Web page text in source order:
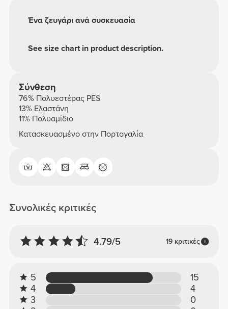
See size chart in product description.
Ένα ζευγάρι ανά συσκευασία
Σύνθεση
76% Πολυεστέρας PES
13% Ελαστάνη
11% Πολυαμίδιο
Κατασκευασμένο στην Πορτογαλία
Συνολικές κριτικές
4.79/5 19 κριτικές
5
15
4
4
3
0